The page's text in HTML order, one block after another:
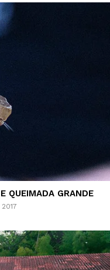
QUEIMADA GRANDE